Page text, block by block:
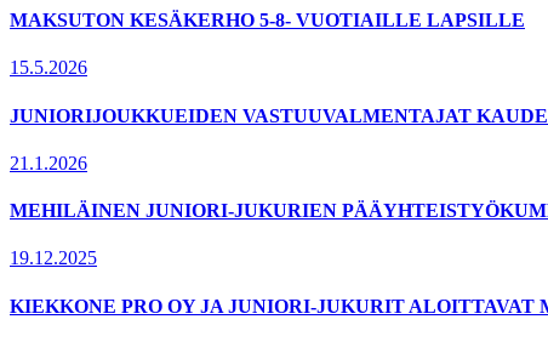
MAKSUTON KESÄKERHO 5-8- VUOTIAILLE LAPSILLE
15.5.2026
JUNIORIJOUKKUEIDEN VASTUUVALMENTAJAT
21.1.2026
MEHILÄINEN JUNIORI-JUKURIEN
19.12.2025
KIEKKONE PRO OY JA JUNIORI-JUKURIT